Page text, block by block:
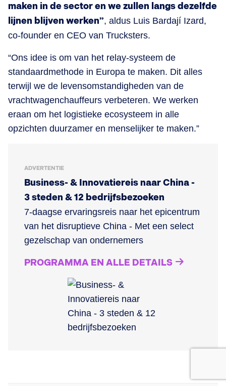
maken in de sector en we zullen langs dezelfde
lijnen blijven werken”, aldus Luis Bardají Izard,
co-founder en CEO van Trucksters.
“Ons idee is om van het relay-systeem de
standaardmethode in Europa te maken. Dit alles
terwijl we de levensomstandigheden van de
vrachtwagenchauffeurs verbeteren. We werken
eraan om het logistieke ecosysteem in alle
opzichten duurzamer en menselijker te maken.”
ADVERTENTIE
Business- & Innovatiereis naar China -
3 steden & 12 bedrijfsbezoeken
7-daagse ervaringsreis naar het epicentrum
van het disruptieve China - Met een select
gezelschap van ondernemers
PROGRAMMA EN ALLE DETAILS